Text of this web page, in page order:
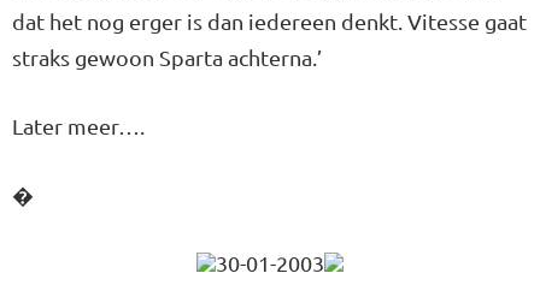
dat het nog erger is dan iedereen denkt. Vitesse gaat
straks gewoon Sparta achterna.’
Later meer….
�
30-01-2003